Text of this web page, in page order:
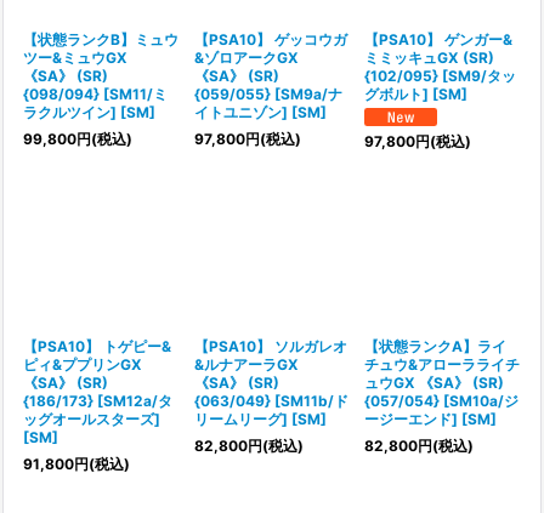
【状態ランクB】ミュウ
ツー&ミュウGX
《SA》 (SR)
{098/094} [SM11/ミ
ラクルツイン] [SM]
99,800円(税込)
【PSA10】 ゲッコウガ
&ゾロアークGX
《SA》 (SR)
{059/055} [SM9a/ナ
イトユニゾン] [SM]
97,800円(税込)
【PSA10】 ゲンガー&
ミミッキュGX (SR)
{102/095} [SM9/タッ
グボルト] [SM]
97,800円(税込)
【PSA10】 トゲピー&
ピィ&ププリンGX
《SA》 (SR)
{186/173} [SM12a/タ
ッグオールスターズ]
[SM]
91,800円(税込)
【PSA10】 ソルガレオ
&ルナアーラGX
《SA》 (SR)
{063/049} [SM11b/ド
リームリーグ] [SM]
82,800円(税込)
【状態ランクA】ライ
チュウ&アローラライチ
ュウGX 《SA》 (SR)
{057/054} [SM10a/ジ
ージーエンド] [SM]
82,800円(税込)